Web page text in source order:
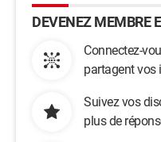
DEVENEZ MEMBRE
Connectez-
partagent vos
Suivez vos
plus de